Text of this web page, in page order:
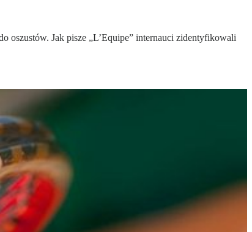
oszustów. Jak pisze „L’Equipe” internauci zidentyfikowali